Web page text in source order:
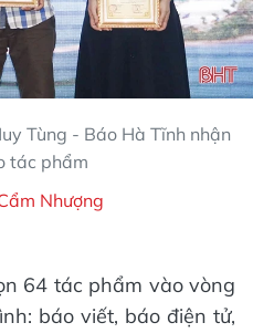
Tùng - Báo Hà Tĩnh nhận
tác phẩm
Nhượng
64 tác phẩm vào vòng
báo viết, báo điện tử,